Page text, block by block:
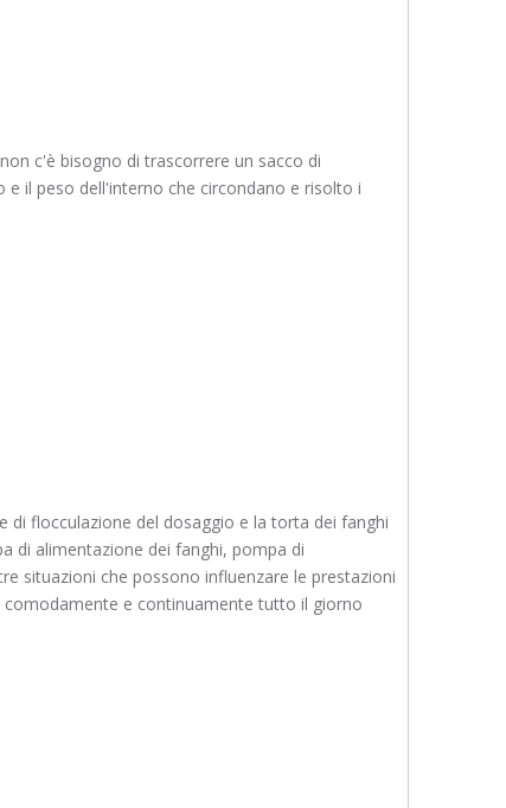
c'è bisogno di trascorrere un sacco di
il peso dell'interno che circondano e risolto i
flocculazione del dosaggio e la torta dei fanghi
di alimentazione dei fanghi, pompa di
situazioni che possono influenzare le prestazioni
e continuamente tutto il giorno